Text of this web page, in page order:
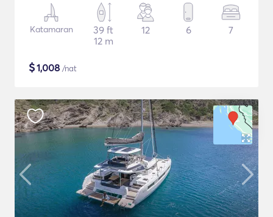
Katamaran
39 ft
12 m
12 6 7
$1,008 /nat